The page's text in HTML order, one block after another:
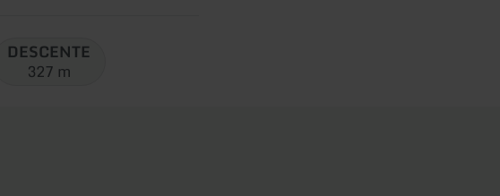
DESCENTE
327 m